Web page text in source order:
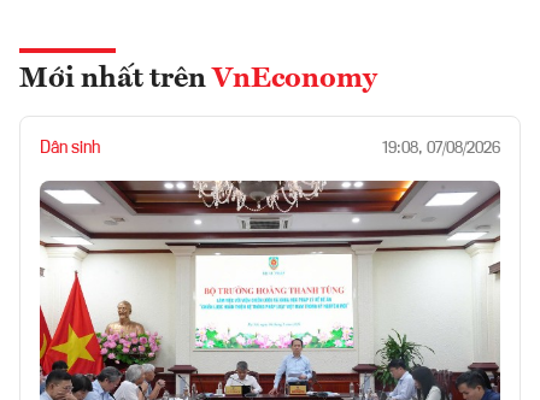
Mới nhất trên VnEconomy
Dân sinh 19:08, 07/08/2026